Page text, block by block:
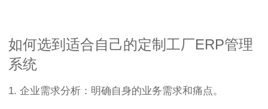
如何选到适合自己的定制工厂ERP管理
系统
1. 企业需求分析：明确自身的业务需求和痛点。